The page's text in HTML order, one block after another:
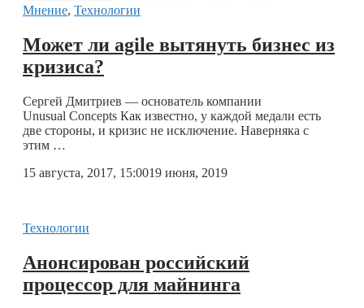
Мнение, Технологии
Может ли agile вытянуть бизнес из
кризиса?
Сергей Дмитриев — основатель компании
Unusual Concepts Как известно, у каждой медали есть
две стороны, и кризис не исключение. Наверняка с
этим …
15 августа, 2017, 15:0019 июня, 2019
Технологии
Анонсирован российский
процессор для майнинга